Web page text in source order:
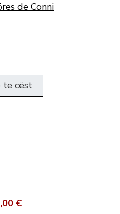
de Conni
te cëst
€